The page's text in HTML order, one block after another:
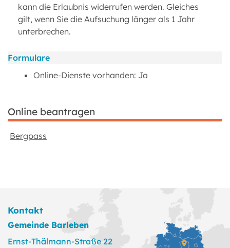
kann die Erlaubnis widerrufen werden. Gleiches
gilt, wenn Sie die Aufsuchung länger als 1 Jahr
unterbrechen.
Formulare
Online-Dienste vorhanden: Ja
Online beantragen
Bergpass
Kontakt
Gemeinde Barleben
Ernst-Thälmann-Straße 22